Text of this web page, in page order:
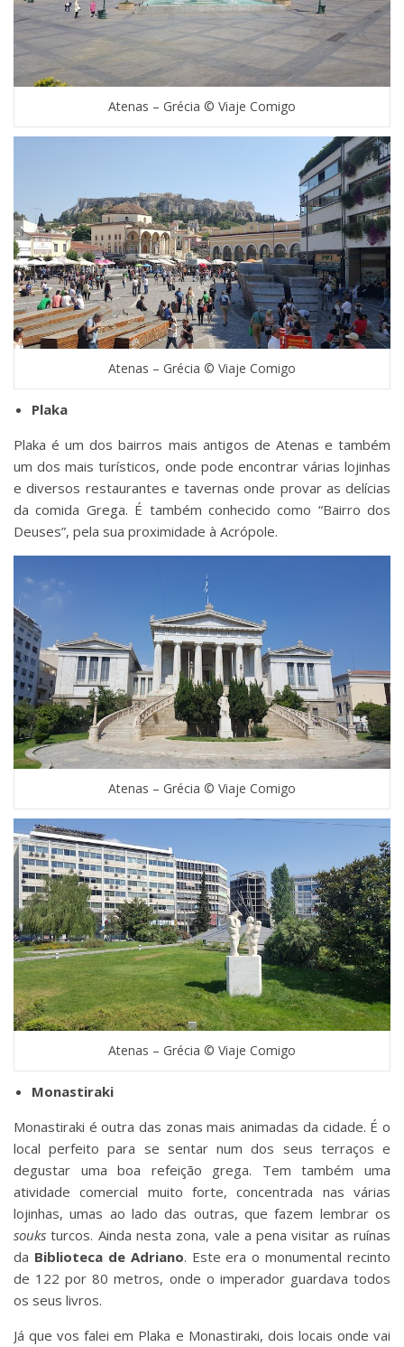
Atenas – Grécia © Viaje Comigo
Atenas – Grécia © Viaje Comigo
Plaka
Plaka é um dos bairros mais antigos de Atenas e também
um dos mais turísticos, onde pode encontrar várias lojinhas
e diversos restaurantes e tavernas onde provar as delícias
da comida Grega. É também conhecido como “Bairro dos
Deuses”, pela sua proximidade à Acrópole.
Atenas – Grécia © Viaje Comigo
Atenas – Grécia © Viaje Comigo
Monastiraki
Monastiraki é outra das zonas mais animadas da cidade. É o
local perfeito para se sentar num dos seus terraços e
degustar uma boa refeição grega. Tem também uma
atividade comercial muito forte, concentrada nas várias
lojinhas, umas ao lado das outras, que fazem lembrar os
souksturcos. Ainda nesta zona, vale a pena visitar as ruínas
da Biblioteca de Adriano. Este era o monumental recinto
de 122 por 80 metros, onde o imperador guardava todos
os seus livros.
Já que vos falei em Plaka e Monastiraki, dois locais onde vai